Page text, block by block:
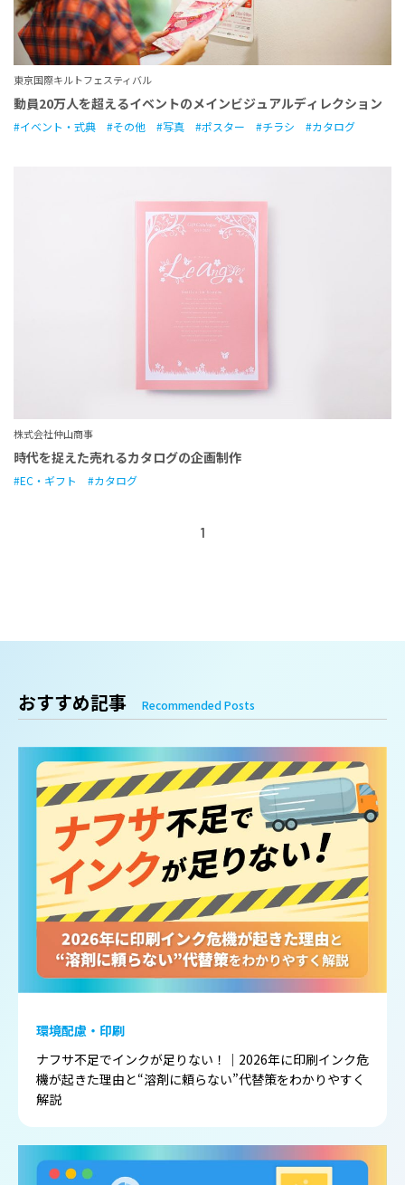
東京国際キルトフェスティバル
動員20万人を超えるイベントのメインビジュアルディレクション
イベント・式典 その他 写真 ポスター チラシ カタログ
株式会社仲山商事
時代を捉えた売れるカタログの企画制作
EC・ギフト カタログ
1
おすすめ記事 Recommended Posts
環境配慮・印刷
ナフサ不足でインクが足りない！｜2026年に印刷インク危
機が起きた理由と“溶剤に頼らない”代替策をわかりやすく
解説